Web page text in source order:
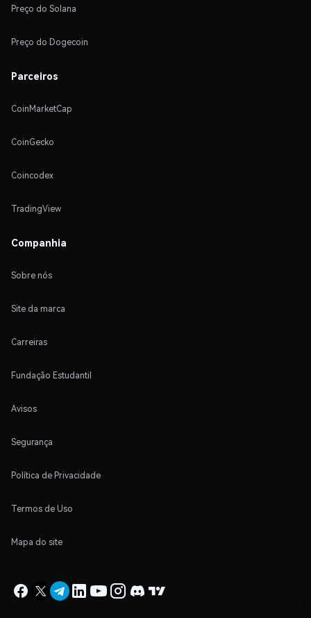
Preço do Solana
Preço do Dogecoin
Parceiros
CoinMarketCap
CoinGecko
Coincodex
TradingView
Companhia
Sobre nós
Site da marca
Carreiras
Fundação Estudantil
Avisos
Segurança
Política de Privacidade
Termos de Uso
Mapa do site